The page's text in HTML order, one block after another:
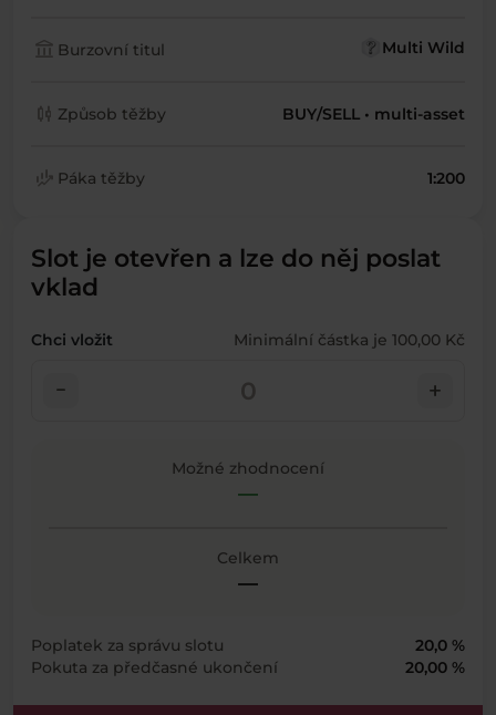
account_balance Burzovní titul Multi Wild
candlestick_chart Způsob těžby BUY/SELL • multi-asset
finance_mode Páka těžby 1:200
Slot je otevřen a lze do něj poslat
vklad
Chci vložit Minimální částka je 100,00 Kč
check_indeterminate_small add
Možné zhodnocení
—
Celkem
—
Poplatek za správu slotu
20,0 %
Pokuta za předčasné ukončení
20,00 %